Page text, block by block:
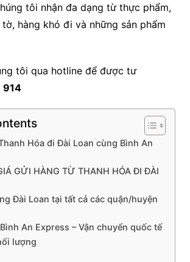
tôi nhận đa dạng từ thực phẩm,
hàng khó đi và những sản phẩm
tôi qua hotline để được tư
Hóa đi Đài Loan cùng Bình An
GỬI HÀNG TỪ THANH HÓA ĐI ĐÀI
Đài Loan tại tất cả các quận/huyện
An Express – Vận chuyển quốc tế
lượng